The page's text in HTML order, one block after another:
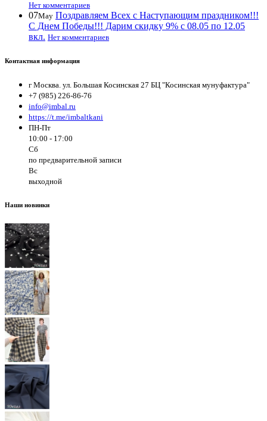
Нет комментариев
07May Поздравляем Всех с Наступающим праздником!!!
С Днем Победы!!! Дарим скидку 9% с 08.05 по 12.05
вкл. Нет комментариев
Контактная информация
г Москва. ул. Большая Косинская 27 БЦ "Косинская мунуфактура"
+7 (985) 226-86-76
info@imbal.ru
https://t.me/imbaltkani
ПН-Пт
10:00 - 17:00
Сб
по предварительной записи
Вс
выходной
Наши новинки